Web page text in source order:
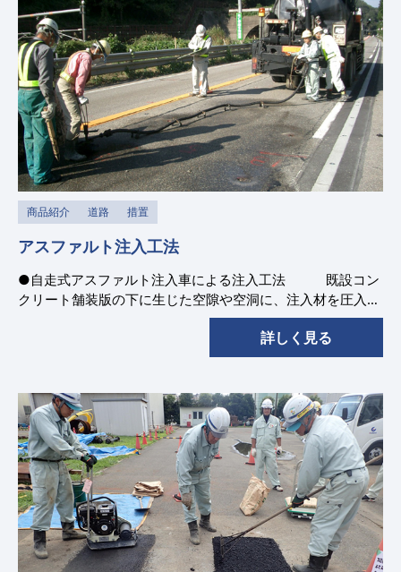
商品紹介 道路 措置
アスファルト注入工法
●自走式アスファルト注入車による注入工法 既設コン
クリート舗装版の下に生じた空隙や空洞に、注入材を圧入
充填してコンクリート舗装版を安定させ、舗装の寿命を延ば
詳しく見る